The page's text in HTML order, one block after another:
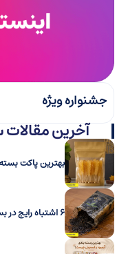
جشنواره ویژه
آخرین
بهترین پاکت
۶ اشتباه رایج در بسته‌ بندی کالا ها